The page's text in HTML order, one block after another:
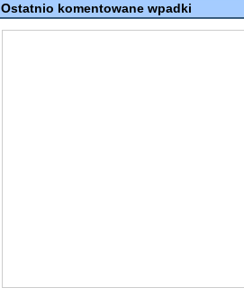
Ostatnio komentowane wpadki